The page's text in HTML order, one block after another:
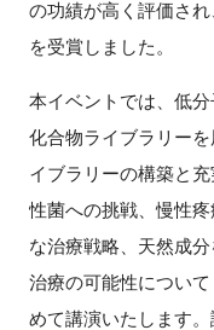
施設・アクセス
FAQ
イベントお知らせメー
の功績が高く評価さ
を受賞しました。
本イベントでは、低
化合物ライブラリー
イブラリーの構築と
性菌への挑戦、慢性
な治療戦略、天然成
治療の可能性につい
めて講演いたします